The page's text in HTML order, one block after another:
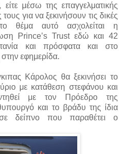
μέσω της επαγγελματικής
τους για να ξεκινήσουν τις δικές
θέμα αυτό ασχολείται η
Prince’s Trust εδώ και 42
και πρόσφατα και στο
στην εφημερίδα.
Κάρολος θα ξεκινήσει το
με κατάθεση στεφάνου και
με τον Πρόεδρο της
και το βράδυ της ίδια
δείπνο που παραθέτει ο